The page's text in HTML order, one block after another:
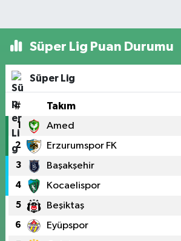
Süper Lig Puan Durumu
Süper Lig
# Takım
1 Amed
2 Erzurumspor FK
3 Başakşehir
4 Kocaelispor
5 Beşiktaş
6 Eyüpspor